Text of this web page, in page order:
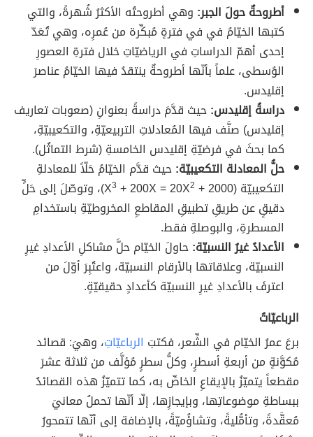
أطروحةٌ حولَ الجبر: وهي أطروحتُه الأكثرُ شُهرةً، والتي
كتبها الخيّامُ في في فترةٍ مُبكِّرة من عُمرِه، وهي تُعَدّ
إحدى أهمّ الدراساتِ في الرياضيّاتِ خلال فترةِ العصورِ
الوُسطى، علماً بأنّها أطروحةٌ ينتقدُ فيها الخيّامُ عناصرَ
إقليدس.
دراسةُ إقليدس:حيث قدَّمَ دراسةً بعنوانِ (صعوبات تعاريف
إقليدس) صنَّف فيها المُعادلاتِ التربيعيّةِ، والتكعيبيّةِ،
كما بحثَ في فرضيّةِ إقليدس الخامسةِ (شرط التماثُل).
حلُّ المعادلة التكعيبيّة:حيث قدَّم الخيّامُ حَلّاً للمعادلةِ
التكعيبيّة (X
3 + 200X = 20X2
+ 2000)، وتوصّلَ إلى حَلٍّ
دقيقٍ عن طريقِ تطبيقِ المقاطعِ المخروطيّةِ باستخدامِ
المسطرةِ، والبوصلةِ فقط.
الأعدادُ غيرُ النسبيّة:حاولَ الخيّام حلَّ مشاكلِ الأعدادِ غيرِ
النسبيّة، وعلاقاتها بالأرقام النسبيّة، واعتُبِرَ أوّلَ من
اعترفَ بالأعدادِ غيرِ النسبيّة كأعدادٍ حقيقيّةٍ.
الرباعيّاتُ
برعَ عمرُ الخيّام في الشِّعر، فكتبَ الرباعيّاتِ، وهيَ: قصائد
مُكوَّنةٍ من أربعةِ أسطرٍ، وكلُّ سطرٍ مُؤلَّف من ثلاثة عشرَ
مقطعاً يتميّزُ بالإيقاعِ الخاصِّ به، كما تتميّزُ هذه القصائدُ
ببساطةِ موضوعاتِها، وبإيجازِها، إلّا أنّها تحملُ معانيَ
مُعقَّدةً، وتأمُّليةً، وتشاؤُميّةً، بالإضافة إلى أنّها تتمحورُ